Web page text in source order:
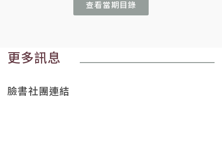
查看當期目錄
更多訊息
臉書社團連結